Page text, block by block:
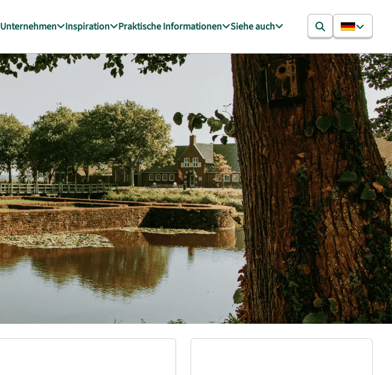
Unternehmen Inspiration Praktische Informationen Siehe auch